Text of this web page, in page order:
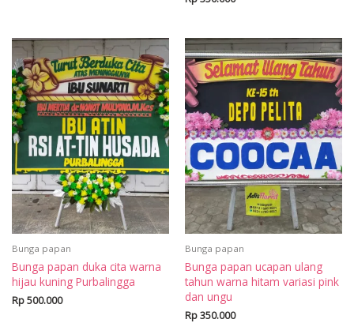
Bunga papan
Bunga papan duka cita warna
hijau kuning Purbalingga
Rp500.000
Bunga papan
Bunga papan ucapan ulang
tahun warna hitam variasi pink
dan ungu
Rp350.000